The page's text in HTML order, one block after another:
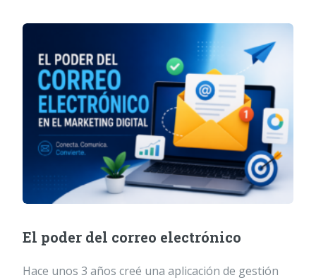
El poder del correo electrónico
Hace unos 3 años creé una aplicación de gestión